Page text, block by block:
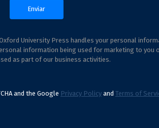
University Press handles your personal
information being used for marketing to you
as part of our business activities.
and the Google Privacy Policy and Terms of